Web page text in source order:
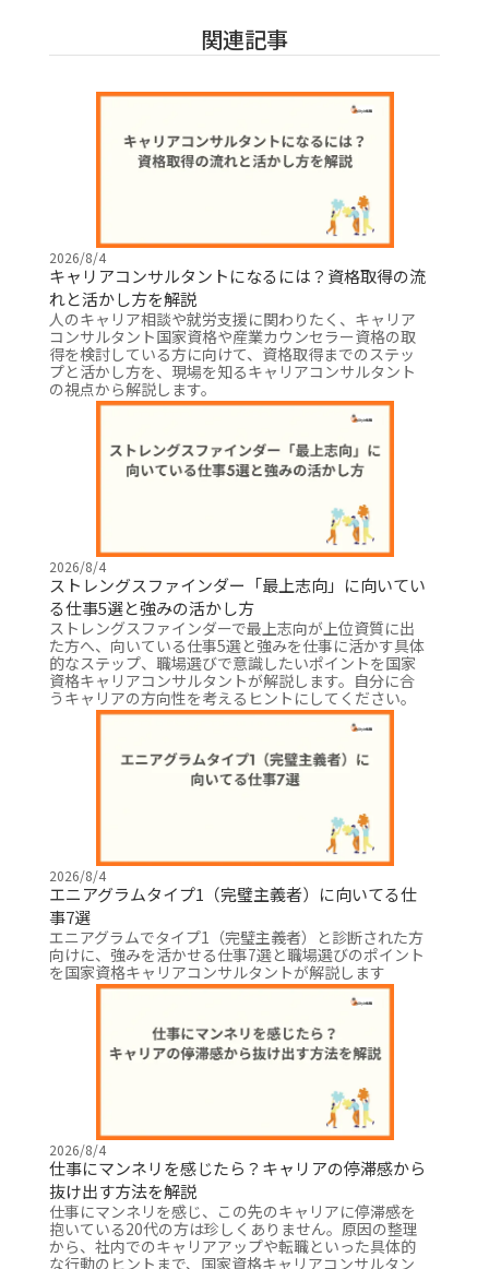
関連記事
2026/8/4
キャリアコンサルタントになるには？資格取得の流
れと活かし方を解説
人のキャリア相談や就労支援に関わりたく、キャリア
コンサルタント国家資格や産業カウンセラー資格の取
得を検討している方に向けて、資格取得までのステッ
プと活かし方を、現場を知るキャリアコンサルタント
の視点から解説します。
2026/8/4
ストレングスファインダー「最上志向」に向いてい
る仕事5選と強みの活かし方
ストレングスファインダーで最上志向が上位資質に出
た方へ、向いている仕事5選と強みを仕事に活かす具体
的なステップ、職場選びで意識したいポイントを国家
資格キャリアコンサルタントが解説します。自分に合
うキャリアの方向性を考えるヒントにしてください。
2026/8/4
エニアグラムタイプ1（完璧主義者）に向いてる仕
事7選
エニアグラムでタイプ1（完璧主義者）と診断された方
向けに、強みを活かせる仕事7選と職場選びのポイント
を国家資格キャリアコンサルタントが解説します
2026/8/4
仕事にマンネリを感じたら？キャリアの停滞感から
抜け出す方法を解説
仕事にマンネリを感じ、この先のキャリアに停滞感を
抱いている20代の方は珍しくありません。原因の整理
から、社内でのキャリアアップや転職といった具体的
な行動のヒントまで、国家資格キャリアコンサルタン